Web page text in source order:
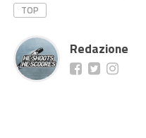
TOP
Redazione